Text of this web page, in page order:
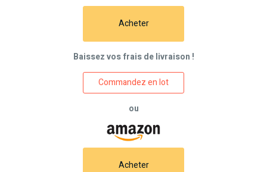
Acheter
Baissez vos frais de livraison !
Commandez en lot
ou
Acheter